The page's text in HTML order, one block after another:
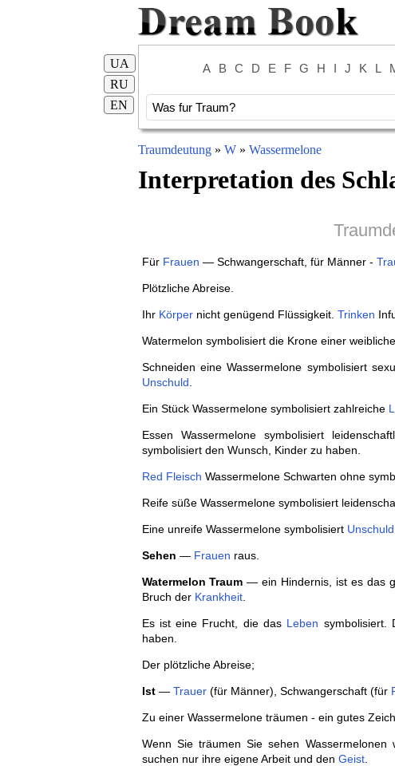
A B C D E F G H I J K L
UA
RU
EN
Traumdeutung» W» Wassermelone
Interpretation des
Für Frauen — Schwangerschaft, für Männer -
Plötzliche Abreise.
Ihr Körpernicht genügend Flüssigkeit. Trinken
Watermelon symbolisiert die Krone einer
Schneiden eine Wassermelone symbolisiert
Unschuld
Ein Stück Wassermelone symbolisiert zahlreiche
Essen Wassermelone symbolisiert
symbolisiert den Wunsch, Kinder zu haben.
Red Fleisch Wassermelone Schwarten ohne
Reife süße Wassermelone symbolisiert
Eine unreife Wassermelone symbolisiert Unschuld
Sehen — Frauen raus.
Watermelon Traum — ein Hindernis, ist es das
Bruch der Krankheit.
Es ist eine Frucht, die das Leben symbolisiert.
haben.
Der plötzliche Abreise;
Ist— Trauer(für Männer), Schwangerschaft (für
Zu einer Wassermelone träumen - ein gutes
Wenn Sie träumen Sie sehen Wassermelonen
suchen nur ihre eigene Arbeit und den Geist.